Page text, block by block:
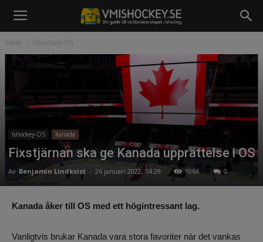
Hem Ishockey-OS
Ishockey-OS Kanada
Fixstjärnan ska ge Kanada upprättelse i OS
Av Benjamin Lindkvist - 26 januari 2022, 14:29 1064 0
Kanada åker till OS med ett högintressant lag.
Vanligtvis brukar Kanada vara stora favoriter när det vankas